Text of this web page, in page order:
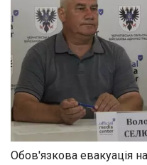
Обов'язкова евакуація